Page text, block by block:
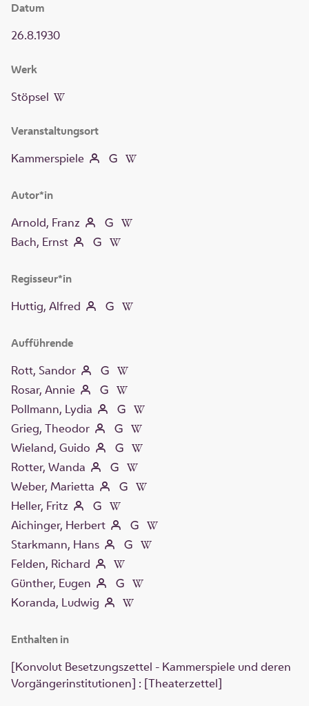
Enthalten in
[Konvolut Besetzungszettel - Kammerspiele und deren
Vorgängerinstitutionen] : [Theaterzettel]
Autor*in
Arnold, Franz
Bach, Ernst
Regisseur*in
Huttig, Alfred
Veranstaltungsort
Kammerspiele
Aufführende
Rott, Sandor
Rosar, Annie
Pollmann, Lydia
Grieg, Theodor
Wieland, Guido
Rotter, Wanda
Weber, Marietta
Heller, Fritz
Aichinger, Herbert
Starkmann, Hans
Felden, Richard
Günther, Eugen
Koranda, Ludwig
Datum
26.8.1930
Werk
Stöpsel